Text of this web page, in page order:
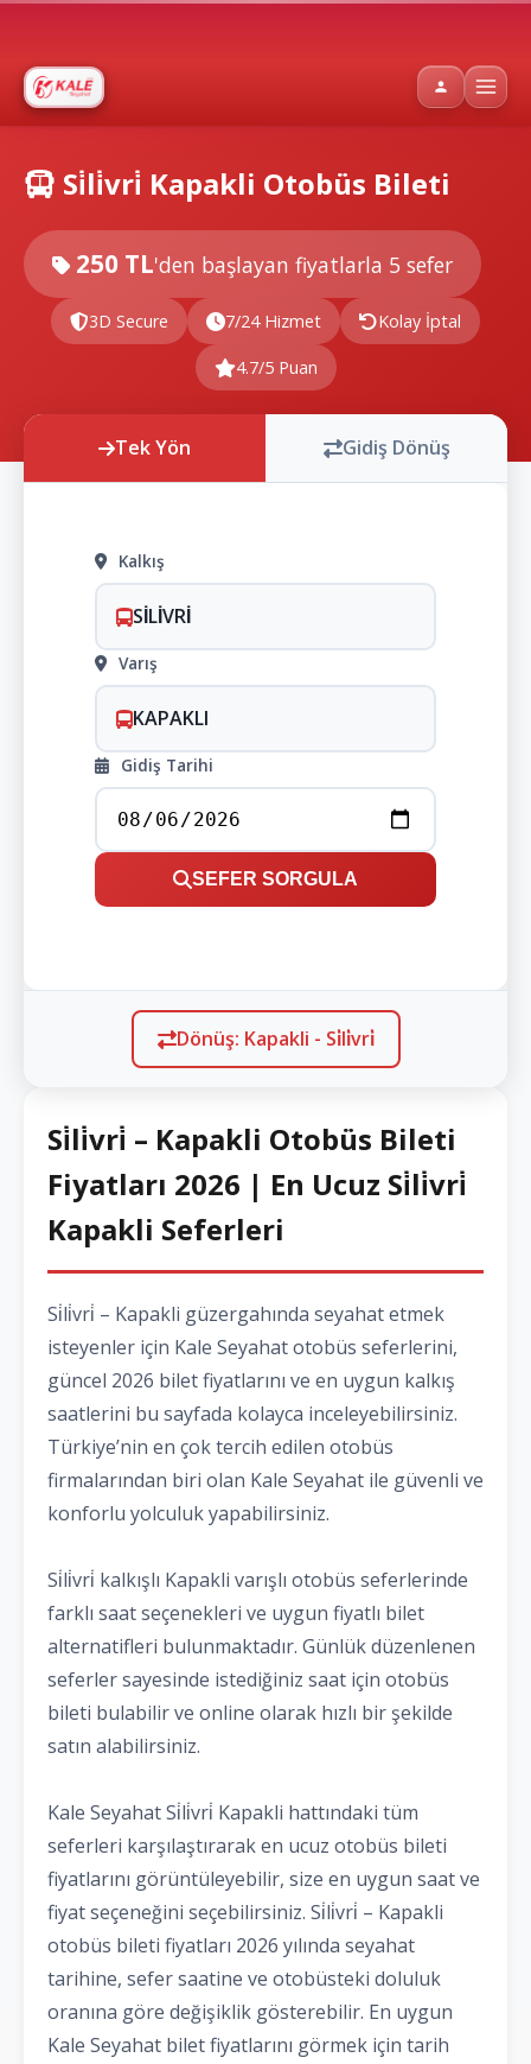
Si̇li̇vri̇ Kapakli Otobüs Bileti
250 TL'den başlayan fiyatlarla 5 sefer
3D Secure 7/24 Hizmet Kolay İptal
4.7/5 Puan
Tek Yön Gidiş Dönüş
Kalkış
SİLİVRİ
Varış
KAPAKLI
Gidiş Tarihi
SEFER SORGULA
Dönüş: Kapakli - Si̇li̇vri̇
Si̇li̇vri̇ – Kapakli Otobüs Bileti
Fiyatları 2026 | En Ucuz Si̇li̇vri̇
Kapakli Seferleri
Si̇li̇vri̇ – Kapakli güzergahında seyahat etmek
isteyenler için Kale Seyahat otobüs seferlerini,
güncel 2026 bilet fiyatlarını ve en uygun kalkış
saatlerini bu sayfada kolayca inceleyebilirsiniz.
Türkiye’nin en çok tercih edilen otobüs
firmalarından biri olan Kale Seyahat ile güvenli ve
konforlu yolculuk yapabilirsiniz.
Si̇li̇vri̇ kalkışlı Kapakli varışlı otobüs seferlerinde
farklı saat seçenekleri ve uygun fiyatlı bilet
alternatifleri bulunmaktadır. Günlük düzenlenen
seferler sayesinde istediğiniz saat için otobüs
bileti bulabilir ve online olarak hızlı bir şekilde
satın alabilirsiniz.
Kale Seyahat Si̇li̇vri̇ Kapakli hattındaki tüm
seferleri karşılaştırarak en ucuz otobüs bileti
fiyatlarını görüntüleyebilir, size en uygun saat ve
fiyat seçeneğini seçebilirsiniz. Si̇li̇vri̇ – Kapakli
otobüs bileti fiyatları 2026 yılında seyahat
tarihine, sefer saatine ve otobüsteki doluluk
oranına göre değişiklik gösterebilir. En uygun
Kale Seyahat bilet fiyatlarını görmek için tarih